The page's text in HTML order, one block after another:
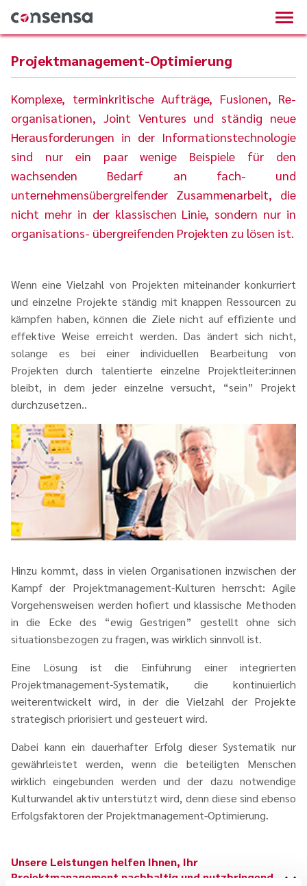
Projektmanagement-Optimierung
Komplexe, terminkritische Aufträge, Fusionen, Re-
organisationen, Joint Ventures und ständig neue
Herausforderungen in der Informationstechnologie
sind nur ein paar wenige Beispiele für den
wachsenden Bedarf an fach- und
unternehmensübergreifender Zusammenarbeit, die
nicht mehr in der klassischen Linie, sondern nur in
organisations- übergreifenden Projekten zu lösen ist.
Wenn eine Vielzahl von Projekten miteinander konkurriert
und einzelne Projekte ständig mit knappen Ressourcen zu
kämpfen haben, können die Ziele nicht auf effiziente und
effektive Weise erreicht werden. Das ändert sich nicht,
solange es bei einer individuellen Bearbeitung von
Projekten durch talentierte einzelne Projektleiter:innen
bleibt, in dem jeder einzelne versucht, “sein” Projekt
durchzusetzen..
Hinzu kommt, dass in vielen Organisationen inzwischen der
Kampf der Projektmanagement-Kulturen herrscht: Agile
Vorgehensweisen werden hofiert und klassische Methoden
in die Ecke des “ewig Gestrigen” gestellt ohne sich
situationsbezogen zu fragen, was wirklich sinnvoll ist.
Eine Lösung ist die Einführung einer integrierten
Projektmanagement-Systematik, die kontinuierlich
weiterentwickelt wird, in der die Vielzahl der Projekte
strategisch priorisiert und gesteuert wird.
Dabei kann ein dauerhafter Erfolg dieser Systematik nur
gewährleistet werden, wenn die beteiligten Menschen
wirklich eingebunden werden und der dazu notwendige
Kulturwandel aktiv unterstützt wird, denn diese sind ebenso
Erfolgsfaktoren der Projektmanagement-Optimierung.
Unsere Leistungen helfen Ihnen, Ihr
Projektmanagement nachhaltig und nutzbringend